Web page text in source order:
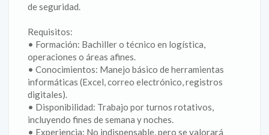
de seguridad.
Requisitos:
• Formación: Bachiller o técnico en logística,
operaciones o áreas afines.
• Conocimientos: Manejo básico de herramientas
informáticas (Excel, correo electrónico, registros
digitales).
• Disponibilidad: Trabajo por turnos rotativos,
incluyendo fines de semana y noches.
• Experiencia: No indispensable, pero se valorará